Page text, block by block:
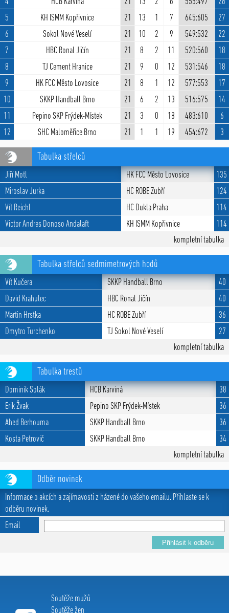
5
KH ISMM Kopřivnice 21 13 1 7 645:605
27
6
Sokol Nové Veselí 21 10 2 9 549:532
22
7
HBC Ronal Jičín 21 8 2 11 520:560
18
8
TJ Cement Hranice 21 9 0 12 531:546
18
9
HK FCC Město Lovosice 21 8 1 12 577:553
17
10
SKKP Handball Brno 21 6 2 13 516:575
14
11
Pepino SKP Frýdek-Místek 21 3 0 18 483:610
6
12
SHC Maloměřice Brno 21 1 1 19 454:672 3
Tabulka střelců
Jiří Motl HK FCC Město Lovosice
135
Miroslav Jurka
HC ROBE Zubří
124
Vít Reichl
HC Dukla Praha
114
Victor Andres Donoso Andalaft
KH ISMM Kopřivnice
114
kompletní tabulka
Tabulka střelců sedmimetrových hodů
Vít Kučera SKKP Handball Brno
40
David Krahulec
HBC Ronal Jičín
40
Martin Hrstka
HC ROBE Zubří
36
Dmytro Turchenko
TJ Sokol Nové Veselí
27
kompletní tabulka
Tabulka trestů
Dominik Solák HCB Karviná
38
Erik Žvak
Pepino SKP Frýdek-Místek
36
Ahed Berhouma
SKKP Handball Brno
36
Kosta Petrovič
SKKP Handball Brno
34
kompletní tabulka
Odběr novinek
Informace o akcích a zajímavosti z házené do vašeho emailu. Přihlaste se k
odběru novinek.
Email
Soutěže mužů
Soutěže žen